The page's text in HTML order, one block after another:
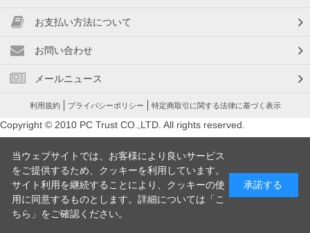
お支払い方法について
お問い合わせ
メールニュース
利用規約 プライバシーポリシー 特定商取引に関する法律に基づく表示
Copyright © 2010 PC Trust CO.,LTD. All rights reserved.
当ウェブサイトでは、お客様により良いサービス
をご提供するため、クッキーを利用しています。
サイト利用を継続することにより、クッキーの使
用に同意するものとします。詳細については「 こ
ちら 」をご確認ください。
承諾する